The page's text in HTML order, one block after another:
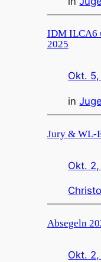
IDM ILCA6
2025
Okt.
in
Jury & WL-
Okt.
Absegeln
Okt.